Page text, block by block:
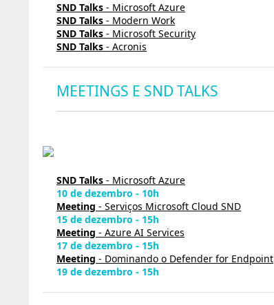
SND Talks - Microsoft Azure
SND Talks - Modern Work
SND Talks - Microsoft Security
SND Talks - Acronis
MEETINGS E SND TALKS
SND Talks - Microsoft Azure
10 de dezembro - 10h
Meeting - Serviços Microsoft Cloud SND
15 de dezembro - 15h
Meeting - Azure AI Services
17 de dezembro - 15h
Meeting - Dominando o Defender for Endpoint
19 de dezembro - 15h